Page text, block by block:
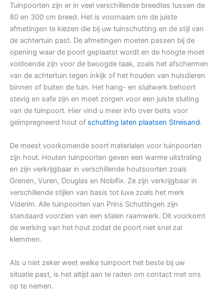
Tuinpoorten zijn er in veel verschillende breedtes tussen de
80 en 300 cm breed. Het is voornaam om de juiste
afmetingen te kiezen die bij uw tuinschutting en de stijl van
de achtertuin past. De afmetingen moeten passen bij de
opening waar de poort geplaatst wordt en de hoogte moet
voldoende zijn voor de beoogde taak, zoals het afschermen
van de achtertuin tegen inkijk of het houden van huisdieren
binnen of buiten de tuin. Het hang- en sluitwerk behoort
stevig en safe zijn en moet zorgen voor een juiste sluiting
van de tuinpoort. Hier vind u meer info over beits voor
geïmpregneerd hout of schutting laten plaatsen Streisand.
De meest voorkomende soort materialen voor tuinpoorten
zijn hout. Houten tuinpoorten geven een warme uitstraling
en zijn verkrijgbaar in verschillende houtsoorten zoals
Grenen, Vuren, Douglas en Nobifix. Ze zijn verkrijgbaar in
verschillende stijlen van basis tot luxe zoals het merk
Viderim. Alle tuinpoorten van Prins Schuttingen zijn
standaard voorzien van een stalen raamwerk. Dit voorkomt
de werking van het hout zodat de poort niet snel zal
klemmen.
Als u niet zeker weet welke tuinpoort het beste bij uw
situatie past, is het altijd aan te raden om contact met ons
op te nemen.